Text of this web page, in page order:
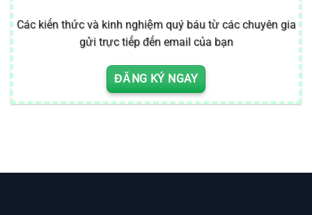
Các kiến thức và kinh nghiệm quý báu từ các chuyên gia
gửi trực tiếp đến email của bạn
ĐĂNG KÝ NGAY